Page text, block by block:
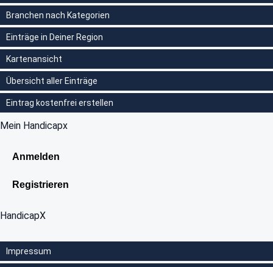
Branchen nach Kategorien
Einträge in Deiner Region
Kartenansicht
Übersicht aller Einträge
Eintrag kostenfrei erstellen
Mein Handicapx
Anmelden
Registrieren
HandicapX
Impressum